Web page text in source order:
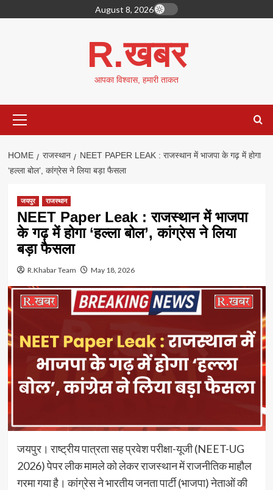
to
August 8, 2026
R.खबर
आपका विश्वास, हमारी ताकत
Menu
HOME राजस्थान
NEET PAPER LEAK : राजस्थान में भाजपा के गढ़ में होगा
‘हल्ला बोल’, कांग्रेस ने लिया बड़ा फैसला
जयपुर राजस्थान
NEET Paper Leak : राजस्थान में भाजपा
के गढ़ में होगा ‘हल्ला बोल’, कांग्रेस ने लिया
बड़ा फैसला
R.Khabar Team May 18, 2026
जयपुर। राष्ट्रीय पात्रता सह प्रवेश परीक्षा-यूजी (NEET-UG
2026) पेपर लीक मामले को लेकर राजस्थान में राजनीतिक माहौल
गरमा गया है। कांग्रेस ने भारतीय जनता पार्टी (भाजपा) नेताओं की